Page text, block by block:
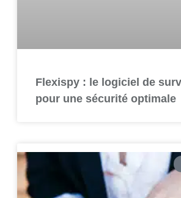
Flexispy : le logiciel de
pour une sécurité optimale